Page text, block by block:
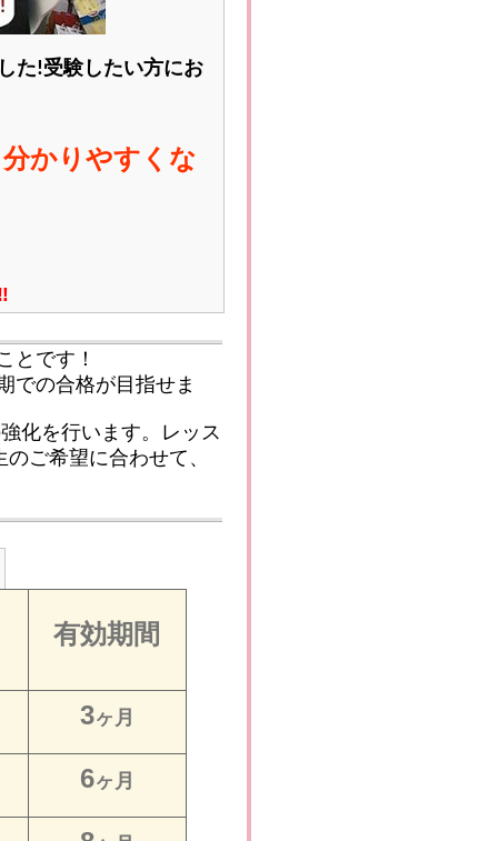
た!受験したい方にお
かりやすくな
とです！
での合格が目指せま
化を行います。レッス
ご希望に合わせて、
有効期間
3ヶ月
6ヶ月